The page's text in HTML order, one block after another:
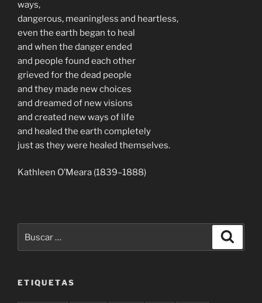
ways,
dangerous, meaningless and heartless,
even the earth began to heal
and when the danger ended
and people found each other
grieved for the dead people
and they made new choices
and dreamed of new visions
and created new ways of life
and healed the earth completely
just as they were healed themselves.
Kathleen O’Meara (1839–1888)
por:
ETIQUETAS